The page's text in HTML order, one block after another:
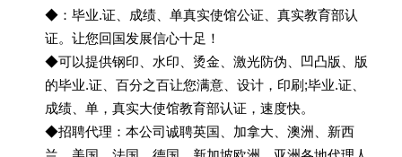
◆：毕业.证、成绩、单真实使馆公证、真实教育部认
证。让您回国发展信心十足！
◆可以提供钢印、水印、烫金、激光防伪、凹凸版、版
的毕业.证、百分之百让您满意、设计，印刷;毕业.证、
成绩、单，真实大使馆教育部认证，速度快。
◆招聘代理：本公司诚聘英国、加拿大、澳洲、新西